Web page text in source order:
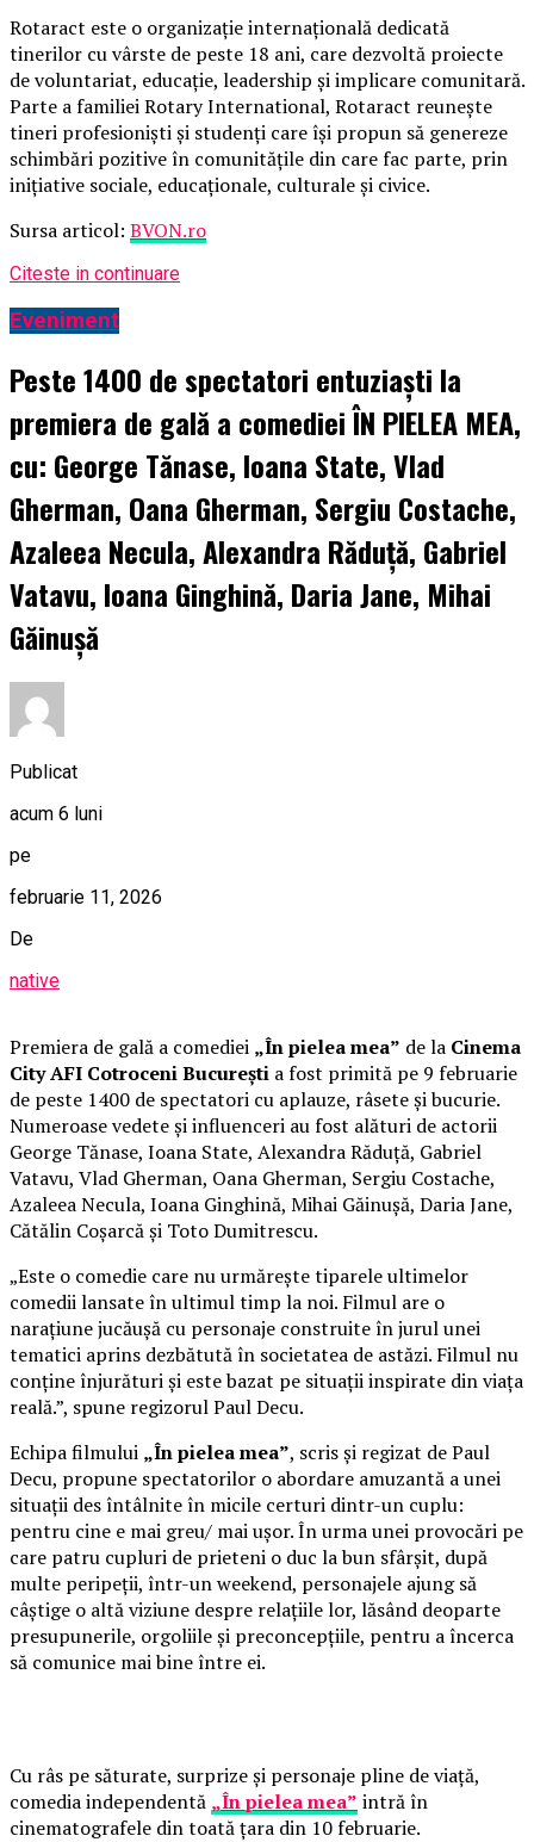
Rotaract este o organizație internațională dedicată
tinerilor cu vârste de peste 18 ani, care dezvoltă proiecte
de voluntariat, educație, leadership și implicare comunitară.
Parte a familiei Rotary International, Rotaract reunește
tineri profesioniști și studenți care își propun să genereze
schimbări pozitive în comunitățile din care fac parte, prin
inițiative sociale, educaționale, culturale și civice.
Sursa articol: BVON.ro
Citeste in continuare
Eveniment
Peste 1400 de spectatori entuziaști la
premiera de gală a comediei ÎN PIELEA MEA,
cu: George Tănase, Ioana State, Vlad
Gherman, Oana Gherman, Sergiu Costache,
Azaleea Necula, Alexandra Răduță, Gabriel
Vatavu, Ioana Ginghină, Daria Jane, Mihai
Găinușă
Publicat
acum 6 luni
pe
februarie 11, 2026
De
native
Premiera de gală a comediei „În pielea mea” de la Cinema
City AFI Cotroceni București a fost primită pe 9 februarie
de peste 1400 de spectatori cu aplauze, râsete și bucurie.
Numeroase vedete și influenceri au fost alături de actorii
George Tănase, Ioana State, Alexandra Răduță, Gabriel
Vatavu, Vlad Gherman, Oana Gherman, Sergiu Costache,
Azaleea Necula, Ioana Ginghină, Mihai Găinușă, Daria Jane,
Cătălin Coșarcă și Toto Dumitrescu.
„Este o comedie care nu urmărește tiparele ultimelor
comedii lansate în ultimul timp la noi. Filmul are o
narațiune jucăușă cu personaje construite în jurul unei
tematici aprins dezbătută în societatea de astăzi. Filmul nu
conține înjurături și este bazat pe situații inspirate din viața
reală.”, spune regizorul Paul Decu.
Echipa filmului „În pielea mea”, scris și regizat de Paul
Decu, propune spectatorilor o abordare amuzantă a unei
situații des întâlnite în micile certuri dintr-un cuplu:
pentru cine e mai greu/ mai ușor. În urma unei provocări pe
care patru cupluri de prieteni o duc la bun sfârșit, după
multe peripeții, într-un weekend, personajele ajung să
câștige o altă viziune despre relațiile lor, lăsând deoparte
presupunerile, orgoliile și preconcepțiile, pentru a încerca
să comunice mai bine între ei.
Cu râs pe săturate, surprize și personaje pline de viață,
comedia independentă „În pielea mea” intră în
cinematografele din toată țara din 10 februarie.